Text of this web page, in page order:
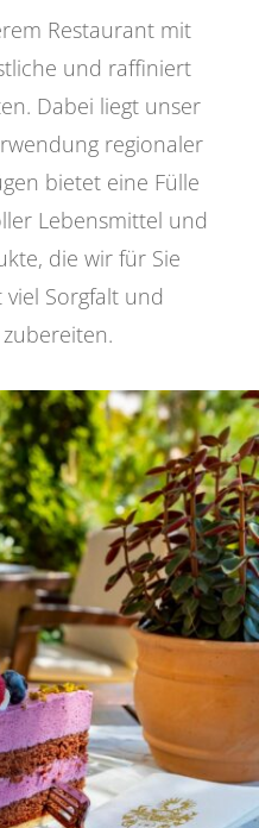
Restaurant mit
und raffiniert
Dabei liegt unser
regionaler
bietet eine Fülle
Lebensmittel und
die wir für Sie
Sorgfalt und